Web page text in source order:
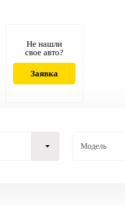
Не нашли
свое авто?
Заявка